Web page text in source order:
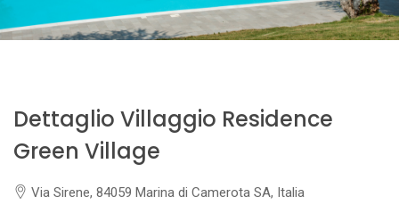
Dettaglio Villaggio Residence
Green Village
Via Sirene, 84059 Marina di Camerota SA, Italia